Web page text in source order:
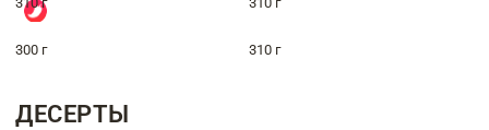
300 г 310 г
ДЕСЕРТЫ